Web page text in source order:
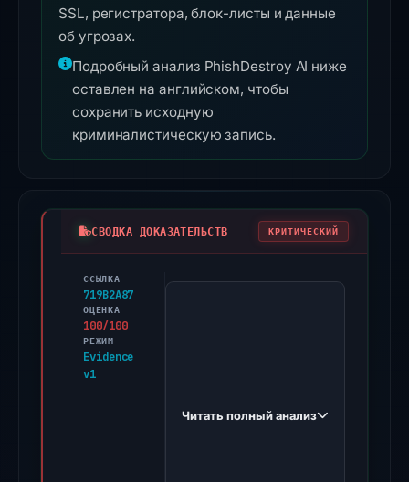
SSL, регистратора, блок-листы и данные
об угрозах.
Подробный анализ PhishDestroy AI ниже
оставлен на английском, чтобы
сохранить исходную
криминалистическую запись.
СВОДКА ДОКАЗАТЕЛЬСТВ КРИТИЧЕСКИЙ
ССЫЛКА
719B2A87
ОЦЕНКА
100/100
РЕЖИМ
Evidence
v1
PhishDestroy
Читать полный анализ